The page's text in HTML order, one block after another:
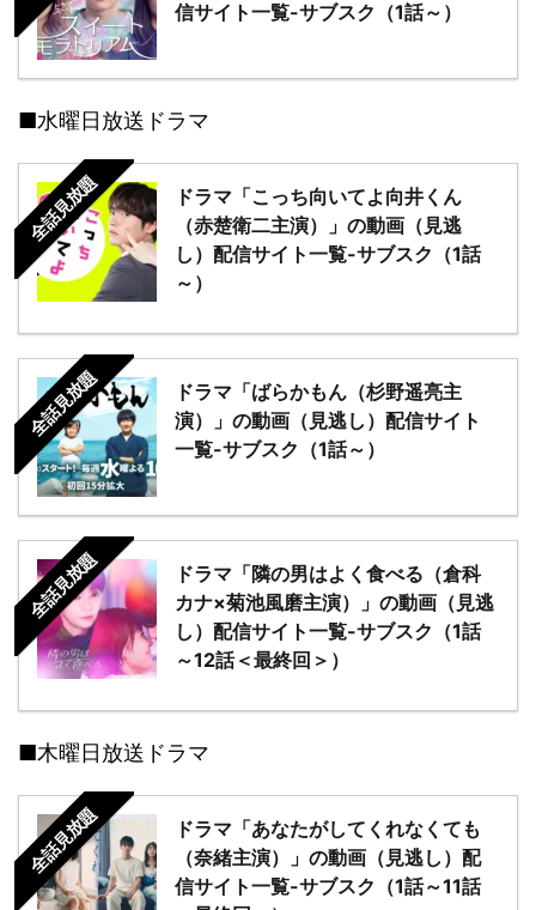
信サイト一覧-サブスク（1話～）
■水曜日放送ドラマ
全話見放題
ドラマ「こっち向いてよ向井くん
（赤楚衛二主演）」の動画（見逃
し）配信サイト一覧-サブスク（1話
～）
全話見放題
ドラマ「ばらかもん（杉野遥亮主
演）」の動画（見逃し）配信サイト
一覧-サブスク（1話～）
全話見放題
ドラマ「隣の男はよく食べる（倉科
カナ×菊池風磨主演）」の動画（見逃
し）配信サイト一覧-サブスク（1話
～12話＜最終回＞）
■木曜日放送ドラマ
全話見放題
ドラマ「あなたがしてくれなくても
（奈緒主演）」の動画（見逃し）配
信サイト一覧-サブスク（1話～11話